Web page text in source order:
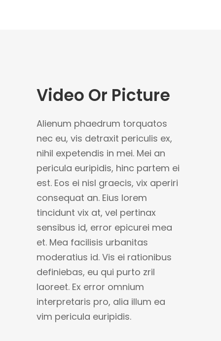
Video Or Picture
Alienum phaedrum torquatos
nec eu, vis detraxit periculis ex,
nihil expetendis in mei. Mei an
pericula euripidis, hinc partem ei
est. Eos ei nisl graecis, vix aperiri
consequat an. Eius lorem
tincidunt vix at, vel pertinax
sensibus id, error epicurei mea
et. Mea facilisis urbanitas
moderatius id. Vis ei rationibus
definiebas, eu qui purto zril
laoreet. Ex error omnium
interpretaris pro, alia illum ea
vim pericula euripidis.